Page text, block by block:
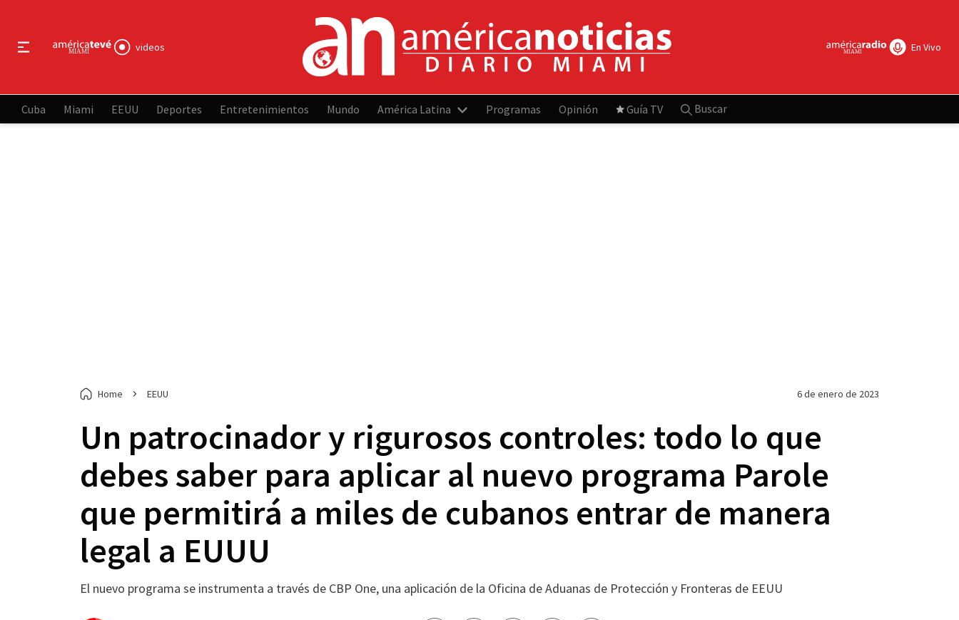
videos En Vivo
Cuba Miami EEUU Deportes Entretenimientos Mundo América Latina Programas Opinión Guía TV Buscar
Home EEUU 6 de enero de 2023
Un patrocinador y rigurosos controles: todo lo que
debes saber para aplicar al nuevo programa Parole
que permitirá a miles de cubanos entrar de manera
legal a EUUU
El nuevo programa se instrumenta a través de CBP One, una aplicación de la Oficina de Aduanas de Protección y Fronteras de EEUU